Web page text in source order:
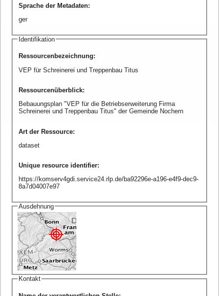
Sprache der Metadaten:
ger
Identifikation
Ressourcenbezeichnung:
VEP für Schreinerei und Treppenbau Titus
Ressourcenüberblick:
Bebauungsplan "VEP für die Betriebserweiterung Firma
Schreinerei und Treppenbau Titus" der Gemeinde Nochern
Art der Ressource:
dataset
Unique resource identifier:
https://komserv4gdi.service24.rlp.de/ba92296e-a196-e4f9-dec9-
8a7d04007e97
Ausdehnung
Kontakt